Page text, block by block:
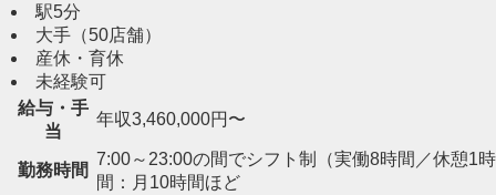
駅5分
大手（50店舗）
産休・育休
未経験可
給与・手
当
年収3,460,000円〜
勤務時間
7:00～23:00の間でシフト制（実働8時間／休憩
間：月10時間ほど